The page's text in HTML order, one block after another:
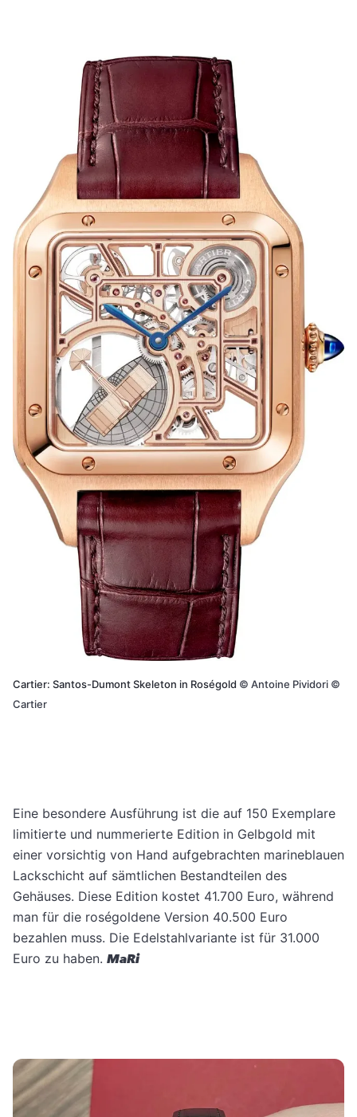
Cartier: Santos-Dumont Skeleton in Roségold © Antoine Pividori ©
Cartier
Eine besondere Ausführung ist die auf 150 Exemplare
limitierte und nummerierte Edition in Gelbgold mit
einer vorsichtig von Hand aufgebrachten marineblauen
Lackschicht auf sämtlichen Bestandteilen des
Gehäuses. Diese Edition kostet 41.700 Euro, während
man für die roségoldene Version 40.500 Euro
bezahlen muss. Die Edelstahlvariante ist für 31.000
Euro zu haben. MaRi